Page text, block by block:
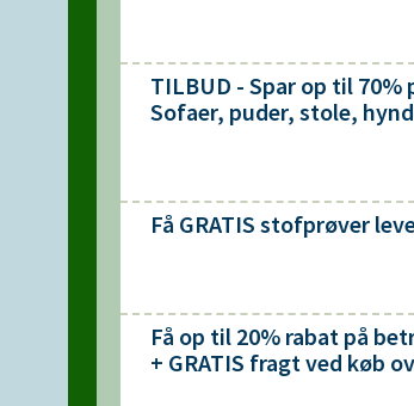
TILBUD - Spar op til 70%
Sofaer, puder, stole,
Få GRATIS stofprøver
Få op til 20% rabat på
+ GRATIS fragt ved køb